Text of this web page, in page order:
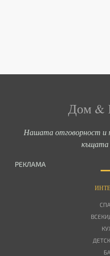
Дом &
Нашата отговорност и
къщата
РЕКЛАМА